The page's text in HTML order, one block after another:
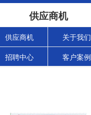
供应商机
供应商机 关于我们
招聘中心 客户案例